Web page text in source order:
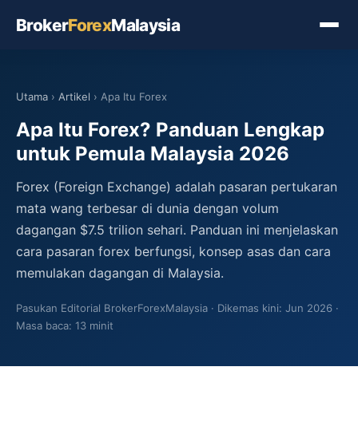
BrokerForexMalaysia
Utama › Artikel › Apa Itu Forex
Apa Itu Forex? Panduan Lengkap
untuk Pemula Malaysia 2026
Forex (Foreign Exchange) adalah pasaran pertukaran
mata wang terbesar di dunia dengan volum
dagangan $7.5 trilion sehari. Panduan ini menjelaskan
cara pasaran forex berfungsi, konsep asas dan cara
memulakan dagangan di Malaysia.
Pasukan Editorial BrokerForexMalaysia
Dikemas kini: Jun 2026
Masa baca: 13 minit